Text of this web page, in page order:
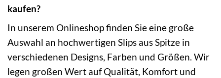
kaufen?
In unserem Onlineshop finden Sie eine große
Auswahl an hochwertigen Slips aus Spitze in
verschiedenen Designs, Farben und Größen. Wir
legen großen Wert auf Qualität, Komfort und